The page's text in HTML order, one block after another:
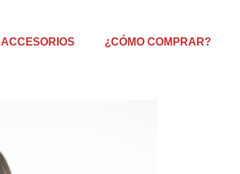
ACCESORIOS ¿CÓMO COMPRAR?